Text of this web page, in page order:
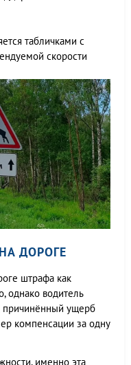
табличками с
скорости
ДОРОГЕ
штрафа как
однако водитель
причинённый ущерб
компенсации за одну
именно эта